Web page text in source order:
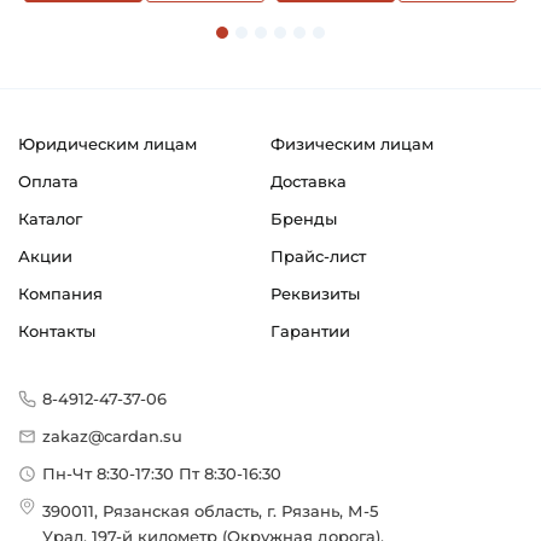
Юридическим лицам
Физическим лицам
Оплата
Доставка
Каталог
Бренды
Акции
Прайс-лист
Компания
Реквизиты
Контакты
Гарантии
8-4912-47-37-06
zakaz@cardan.su
Пн-Чт 8:30-17:30 Пт 8:30-16:30
390011, Рязанская область, г. Рязань, М-5
Урал, 197-й километр (Окружная дорога),